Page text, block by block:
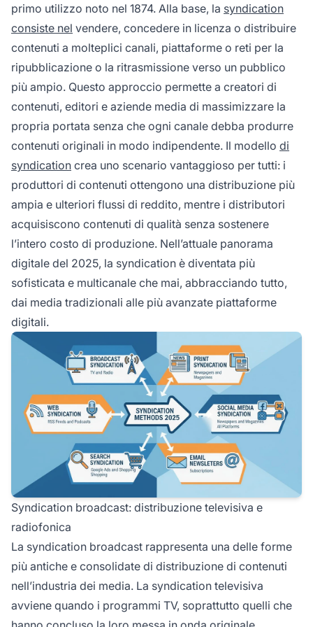
primo utilizzo noto nel 1874. Alla base, la syndication
consiste nel vendere, concedere in licenza o distribuire
contenuti a molteplici canali, piattaforme o reti per la
ripubblicazione o la ritrasmissione verso un pubblico
più ampio. Questo approccio permette a creatori di
contenuti, editori e aziende media di massimizzare la
propria portata senza che ogni canale debba produrre
contenuti originali in modo indipendente. Il modello di
syndication crea uno scenario vantaggioso per tutti: i
produttori di contenuti ottengono una distribuzione più
ampia e ulteriori flussi di reddito, mentre i distributori
acquisiscono contenuti di qualità senza sostenere
l’intero costo di produzione. Nell’attuale panorama
digitale del 2025, la syndication è diventata più
sofisticata e multicanale che mai, abbracciando tutto,
dai media tradizionali alle più avanzate piattaforme
digitali.
Syndication broadcast: distribuzione televisiva e
radiofonica
La syndication broadcast rappresenta una delle forme
più antiche e consolidate di distribuzione di contenuti
nell’industria dei media. La syndication televisiva
avviene quando i programmi TV, soprattutto quelli che